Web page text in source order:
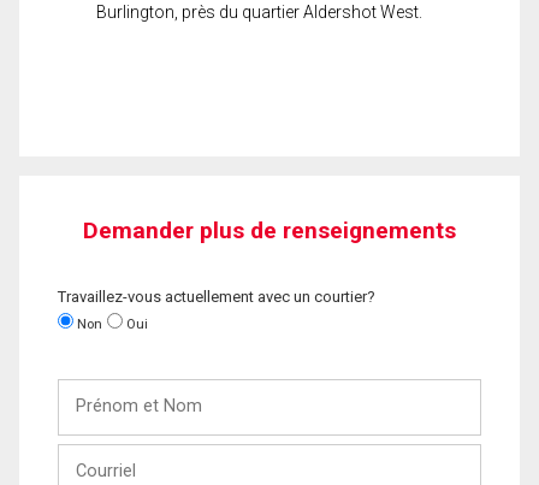
Burlington, près du quartier Aldershot West.
Demander plus de renseignements
Travaillez-vous actuellement avec un courtier?
Non Oui
Nom